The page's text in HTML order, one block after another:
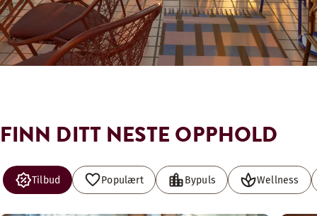
FINN DITT NESTE OPPHOLD
Tilbud Populært Bypuls Wellness